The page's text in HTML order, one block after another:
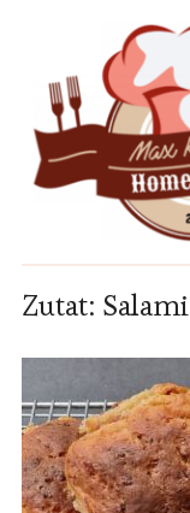
Zutat: Salami